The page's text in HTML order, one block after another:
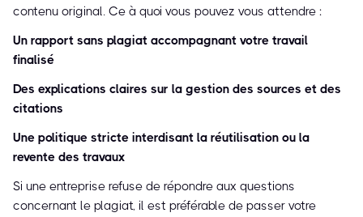
contenu original. Ce à quoi vous pouvez vous attendre :
Un rapport sans plagiat accompagnant votre travail
finalisé
Des explications claires sur la gestion des sources et des
citations
Une politique stricte interdisant la réutilisation ou la
revente des travaux
Si une entreprise refuse de répondre aux questions
concernant le plagiat, il est préférable de passer votre